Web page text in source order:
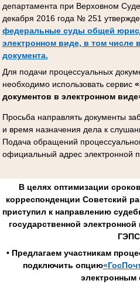
департамента при Верховном
декабря 2016 года № 251
федеральные суды общей
электронном виде, в том числе
документа.
Для подачи процессуальных
необходимо использовать сервис
документов в электронном
Просьба направлять документы
и время назначения дела к
Подача обращений
официальный адрес электронной
В целях оптимизации
корреспонденции Советский
приступил к направлению
государственной
• Предлагаем участникам
подключить опцию
электронным